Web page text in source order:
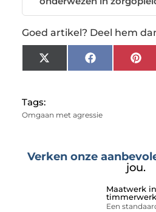
Goed artikel? Deel hem
X
(Twitter)
Facebook
Tags:
Omgaan met agressie
Verken onze
jou.
Maatwerk
Een